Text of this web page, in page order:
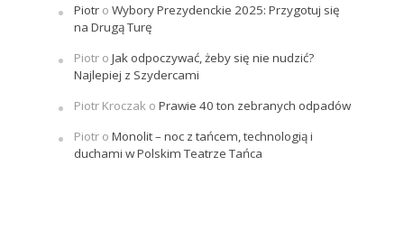
Piotro Wybory Prezydenckie 2025: Przygotuj się
na Drugą Turę
Piotro Jak odpoczywać, żeby się nie nudzić?
Najlepiej z Szydercami
Piotr Kroczak o Prawie 40 ton zebranych odpadów
Piotro Monolit – noc z tańcem, technologią i
duchami w Polskim Teatrze Tańca